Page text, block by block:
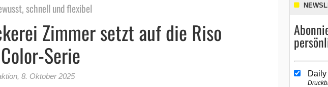
schnell und flexibel
Zimmer setzt auf die Riso
Serie
, 8. Oktober 2025